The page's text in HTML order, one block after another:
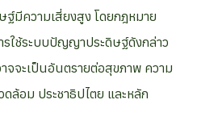
มีความเสี่ยงสูง โดยกฎหมาย
ใช้ระบบปัญญาประดิษฐ์ดังกล่าว
าจจะเป็นอันตรายต่อสุขภาพ ความ
อม ประชาธิปไตย และหลัก